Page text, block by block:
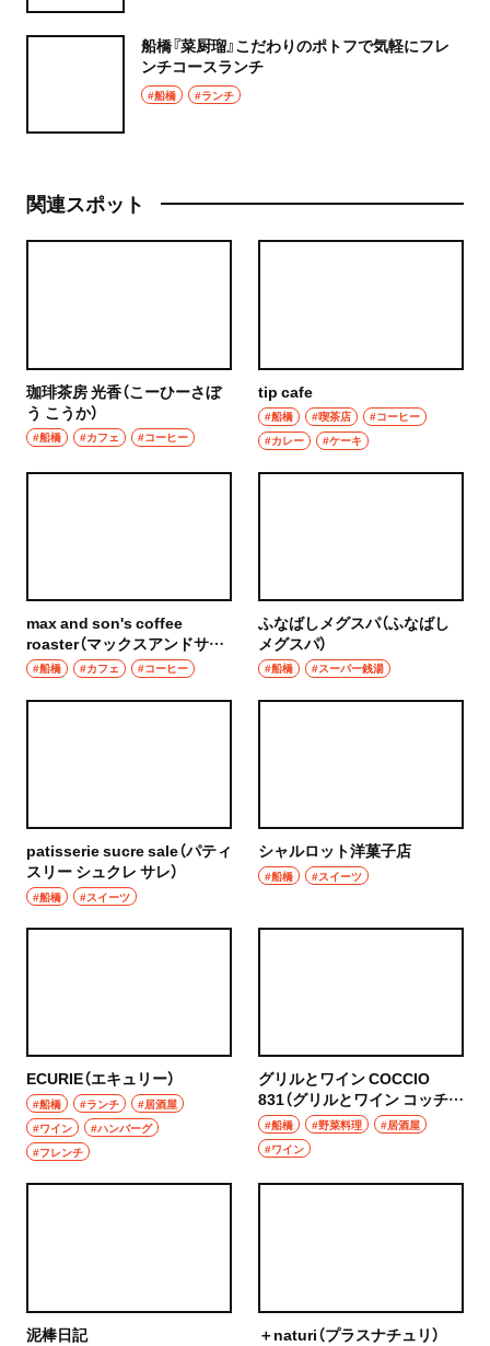
船橋『菜厨瑠』こだわりのポトフで気軽にフレ
ンチコースランチ
#船橋 #ランチ
関連スポット
珈琲茶房 光香（こーひーさぼ
う こうか）
#船橋 #カフェ #コーヒー
tip cafe
#船橋 #喫茶店
#コーヒー
#カレー
#ケーキ
max and son's coffee
roaster（マックスアンドサン
ズ コーヒーロースター）
#船橋 #カフェ #コーヒー
ふなばしメグスパ（ふなばし
メグスパ）
#船橋 #スーパー銭湯
patisserie sucre sale（パティ
スリー シュクレ サレ）
#船橋 #スイーツ
シャルロット洋菓子店
#船橋 #スイーツ
ECURIE（エキュリー）
#船橋 #ランチ
#居酒屋
#ワイン
#ハンバーグ
#フレンチ
グリルとワイン COCCIO
831（グリルとワイン コッチョ
はちさんいち）
#船橋 #野菜料理
#居酒屋
#ワイン
泥棒日記 ＋naturi（プラスナチュリ）